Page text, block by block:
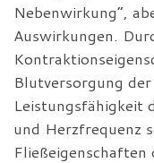
Nebenwirkung“,
Auswirkungen.
Blutversorgung
Leistungsfähigkeit
und Herzfrequenz